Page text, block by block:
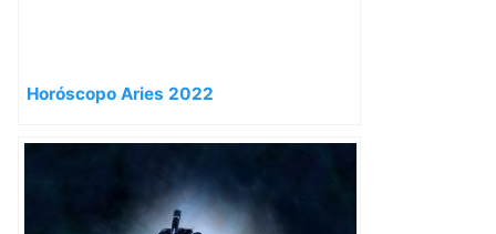
Horóscopo Aries 2022